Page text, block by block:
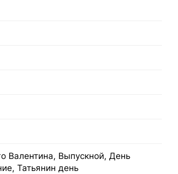
Валентина, Выпускной, День
Татьянин день